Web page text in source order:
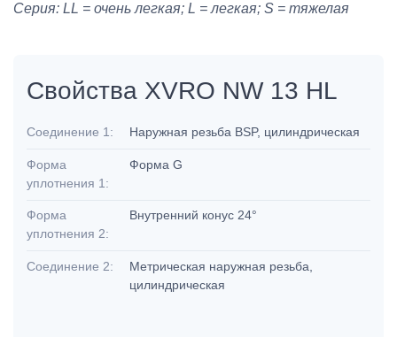
Серия: LL = очень легкая; L = легкая; S = тяжелая
Свойства XVRO NW 13 HL
Соединение 1: Наружная резьба BSP, цилиндрическая
Форма
уплотнения 1:
Форма G
Форма
уплотнения 2:
Внутренний конус 24°
Соединение 2:
Метрическая наружная резьба,
цилиндрическая